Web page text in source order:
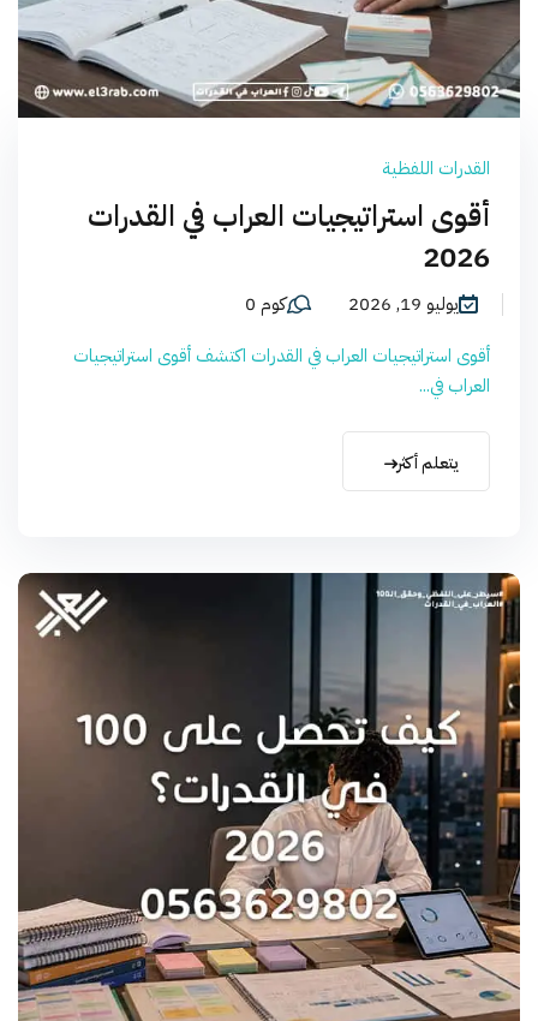
القدرات اللفظية
أقوى استراتيجيات العراب في القدرات
2026
يوليو 19, 2026
كوم 0
أقوى استراتيجيات العراب في القدرات اكتشف أقوى استراتيجيات
العراب في...
يتعلم أكثر